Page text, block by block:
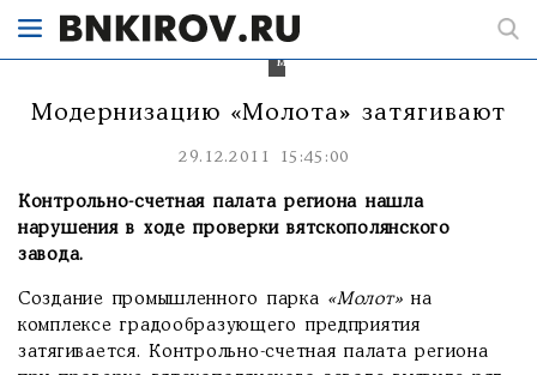
для
модернизации.
Модернизацию «Молота» затягивают
29.12.2011 15:45:00
Контрольно-счетная палата региона нашла
нарушения в ходе проверки вятскополянского
завода.
Создание промышленного парка «Молот» на
комплексе градообразующего предприятия
затягивается. Контрольно-счетная палата региона